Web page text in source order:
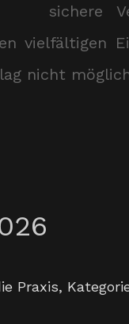
sichere
vielfältigen
nicht
Praxis,